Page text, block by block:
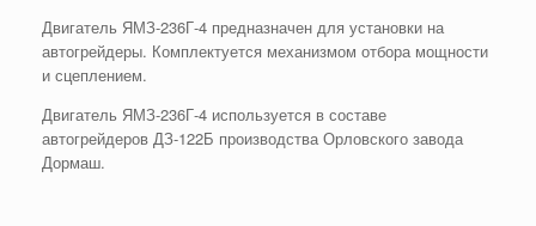
Двигатель ЯМЗ-236Г-4 предназначен для установки на
автогрейдеры. Комплектуется механизмом отбора мощности
и сцеплением.
Двигатель ЯМЗ-236Г-4 используется в составе
автогрейдеров ДЗ-122Б производства Орловского завода
Дормаш.